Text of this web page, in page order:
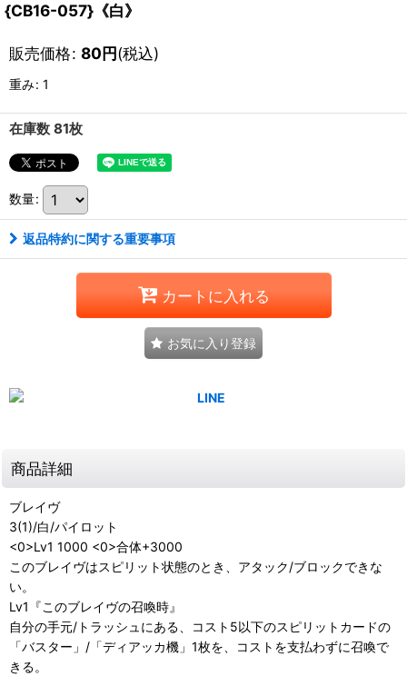
{CB16-057}《白》
販売価格: 80円(税込)
重み: 1
在庫数 81枚
数量:
返品特約に関する重要事項
カートに入れる
お気に入り登録
商品詳細
ブレイヴ
3(1)/白/パイロット
<0>Lv1 1000 <0>合体+3000
このブレイヴはスピリット状態のとき、アタック/ブロックできな
い。
Lv1『このブレイヴの召喚時』
自分の手元/トラッシュにある、コスト5以下のスピリットカードの
「バスター」/「ディアッカ機」1枚を、コストを支払わずに召喚で
きる。